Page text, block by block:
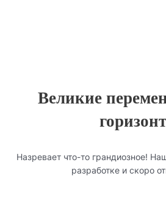
Великие
Назревает что-то грандиозное!
разработке и скоро